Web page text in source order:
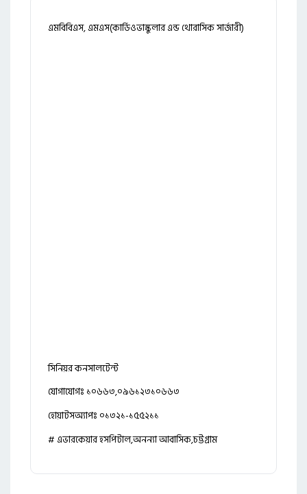
এমবিবিএস, এমএস(কার্ডিওভাস্কুলার এন্ড থোরাসিক সার্জারী)
সিনিয়র কনসালটেন্ট
যোগাযোগঃ ১০৬৬৩,০৯৬১২৩১০৬৬৩
হোয়াটসঅ্যাপঃ ০১৩২১-১৫৫২১১
# এভারকেয়ার হসপিটাল,অনন্যা আবাসিক,চট্টগ্রাম